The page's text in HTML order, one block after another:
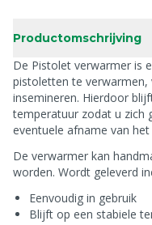
Productomschrijving
De Pistolet verwarmer is
pistoletten te
insemineren. Hierdoor
temperatuur zodat u zich
eventuele afname van
De verwarmer kan
worden. Wordt geleverd
Eenvoudig in gebruik
Blijft op een stabiele